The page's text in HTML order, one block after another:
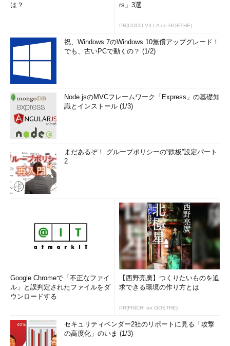
は？
rs」3選
PR(COCO VILLA on GOETHE)
祝、Windows 7のWindows 10無償アップグレード！
でも、古いPCで動くの？ (1/2)
Node.jsのMVCフレームワーク「Express」の基礎知
識とインストール (1/3)
まだあるぞ！ グループポリシーの“鉄板”設定パート
2
Google Chromeで「不正なファイ
ル」と誤判定されたファイルをダ
ウンロードする
【西野亮廣】つくりたいものを追
求できる環境の作り方とは
PR(FINCHI on GOETHE)
セキュリティベンダー2社のリポートに見る「攻撃
の高度化」のいま (1/3)